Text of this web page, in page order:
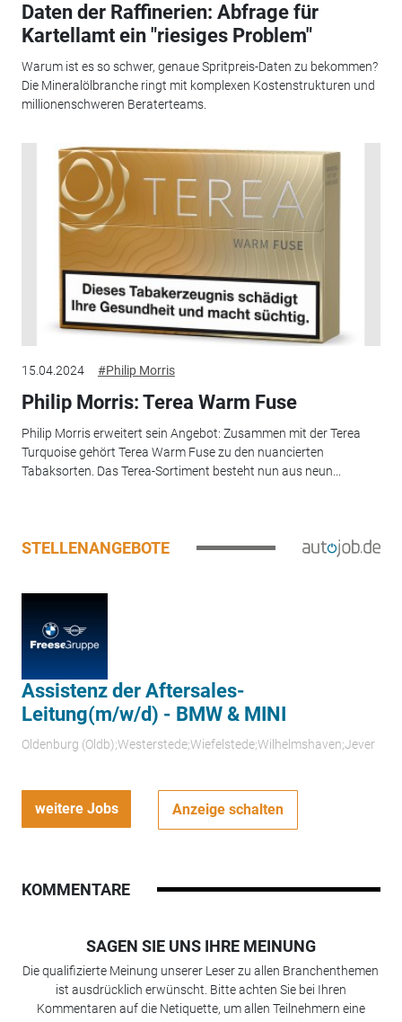
Daten der Raffinerien: Abfrage für
Kartellamt ein "riesiges Problem"
Warum ist es so schwer, genaue Spritpreis-Daten zu bekommen?
Die Mineralölbranche ringt mit komplexen Kostenstrukturen und
millionenschweren Beraterteams.
15.04.2024 #Philip Morris
Philip Morris: Terea Warm Fuse
Philip Morris erweitert sein Angebot: Zusammen mit der Terea
Turquoise gehört Terea Warm Fuse zu den nuancierten
Tabaksorten. Das Terea-Sortiment besteht nun aus neun...
STELLENANGEBOTE
Assistenz der Aftersales-
Leitung(m/w/d) - BMW & MINI
Oldenburg (Oldb);Westerstede;Wiefelstede;Wilhelmshaven;Jever
weitere Jobs Anzeige schalten
KOMMENTARE
SAGEN SIE UNS IHRE MEINUNG
Die qualifizierte Meinung unserer Leser zu allen Branchenthemen
ist ausdrücklich erwünscht. Bitte achten Sie bei Ihren
Kommentaren auf die Netiquette, um allen Teilnehmern eine